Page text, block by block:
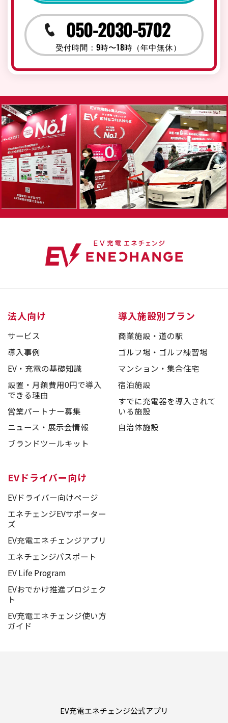
050-2030-5702
受付時間：9時〜18時（年中無休）
法人向け
サービス
導入事例
EV・充電の基礎知識
設置・月額費用0円で導入
できる理由
営業パートナー募集
ニュース・展示会情報
ブランドツールキット
導入施設別プラン
商業施設・道の駅
ゴルフ場・ゴルフ練習場
マンション・集合住宅
宿泊施設
すでに充電器を導入されて
いる施設
自治体施設
EVドライバー向け
EVドライバー向けページ
エネチェンジEVサポーター
ズ
EV充電エネチェンジアプリ
エネチェンジパスポート
EV Life Program
EVおでかけ推進プロジェク
ト
EV充電エネチェンジ使い方
ガイド
EV充電エネチェンジ公式アプリ